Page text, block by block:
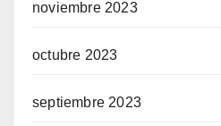
noviembre 2023
octubre 2023
septiembre 2023